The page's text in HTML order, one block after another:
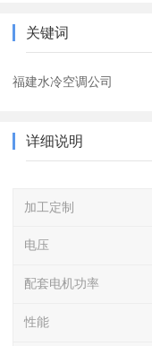
关键词
福建水冷空调公司
详细说明
加工定制
电压
配套电机功率
性能